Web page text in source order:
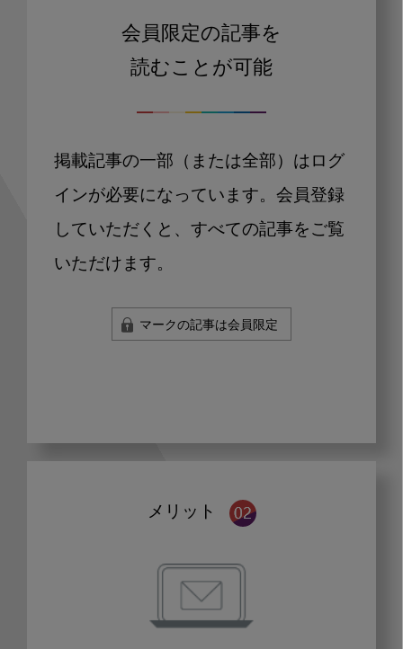
会員限定の記事を
読むことが可能
掲載記事の一部（または全部）はログ
インが必要になっています。会員登録
していただくと、すべての記事をご覧
いただけます。
マークの記事は会員限定
メリット